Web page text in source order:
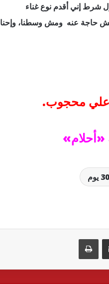
شرط إني أقدم نوع غناء
حاجة عنه ومش وسطنا، وإحنا
علي محجوب.
«أحلام»
مشاركة عبر البريد طباعة